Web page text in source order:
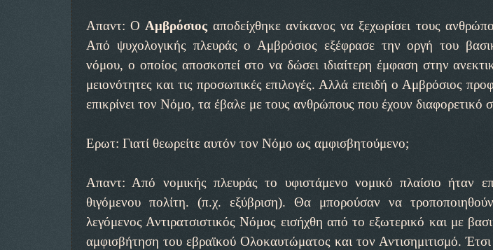
Απαντ: ΟΑμβρόσιος αποδείχθηκε ανίκανος να ξεχωρίσει τους
Από ψυχολογικής πλευράς ο Αμβρόσιος εξέφρασε την οργή του
νόμου, ο οποίος αποσκοπεί στο να δώσει ιδιαίτερη έμφαση στην
μειονότητες και τις προσωπικές επιλογές. Αλλά επειδή ο Αμβρόσιος
επικρίνει τον Νόμο, τα έβαλε με τους ανθρώπους που έχουν διαφορετικό
Ερωτ: Γιατί θεωρείτε αυτόν τον Νόμο ως αμφισβητούμενο;
Απαντ: Από νομικής πλευράς το υφιστάμενο νομικό πλαίσιο ήταν
θιγόμενου πολίτη. (π.χ. εξύβριση). Θα μπορούσαν να
λεγόμενος Αντιρατσιστικός Νόμος εισήχθη από το εξωτερικό και με
αμφισβήτηση του εβραϊκού Ολοκαυτώματος και τον Αντισημιτισμό.